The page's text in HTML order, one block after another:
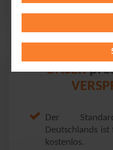
Tuesday 18.08.2026
UNSER
Der
Deutschlands
kostenlos.